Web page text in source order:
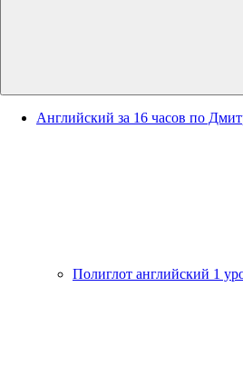
Английский за 16 часов по
Полиглот английский 1